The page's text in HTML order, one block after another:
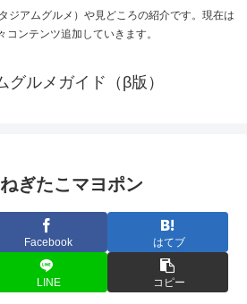
ジアムグルメ）や見どころの紹介です。現在は
コンテンツ追加していきます。
グルメガイド（β版）
ぎたこマヨポン
Facebook はてブ
LINE コピー